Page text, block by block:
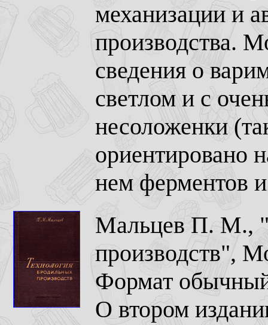
механизации и
производства.
сведения о
светлом и с
несоложенки
ориентировано
нем ферментов
Мальцев П. М.,
производств",
Формат
О втором